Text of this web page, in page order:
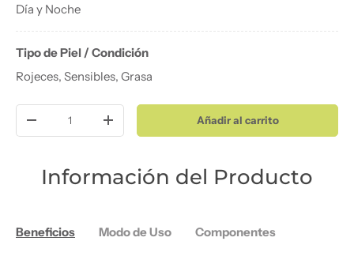
Día y Noche
Tipo de Piel / Condición
Rojeces, Sensibles, Grasa
Disminuir cantidadAumentar la cantidadAñadir al carrito
Información del Producto
Beneficios Modo de Uso Componentes